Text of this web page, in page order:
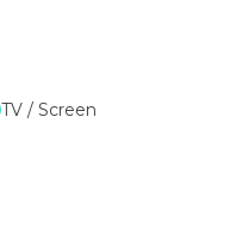
TV / Screen